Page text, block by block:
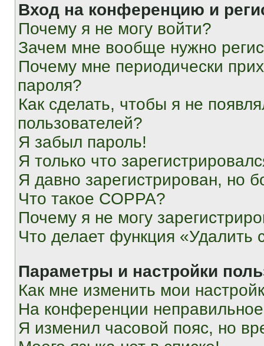
Вход на конференцию и
Почему я не могу войти?
Зачем мне вообще нужно
Почему мне периодически
пароля?
Как сделать, чтобы я не
пользователей?
Я забыл пароль!
Я только что
Я давно зарегистрирован, но
Что такое COPPA?
Почему я не могу
Что делает функция «Удалить
Параметры и настройки
Как мне изменить мои
На конференции
Я изменил часовой пояс, но